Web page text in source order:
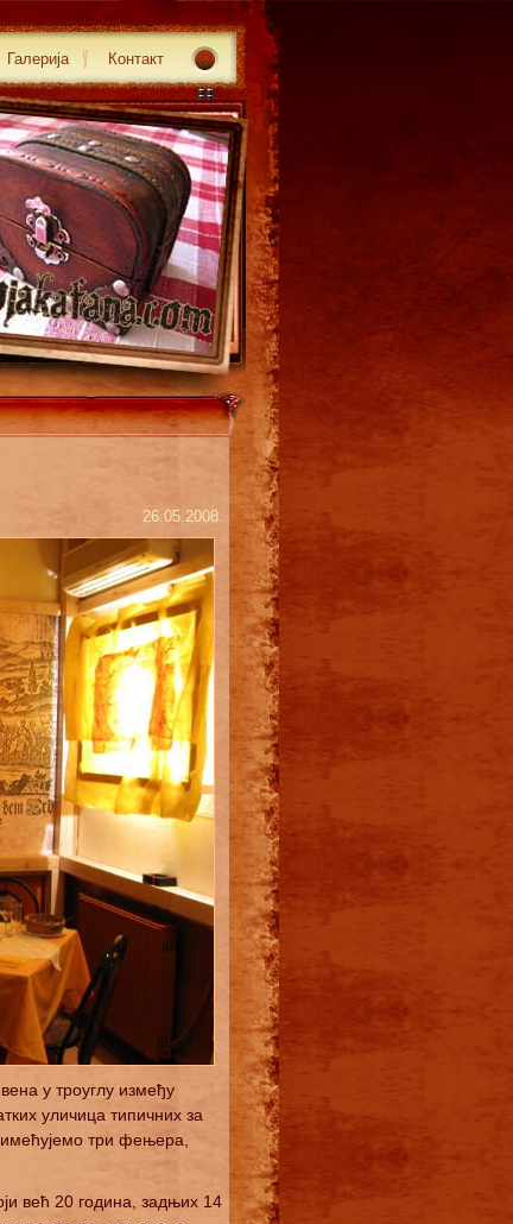
Галерија Контакт
26.05.2008.
у троуглу између
уличица типичних за
три фењера,
већ 20 година, задњих 14